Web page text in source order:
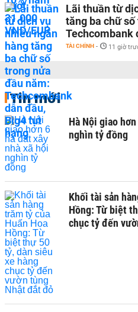
Lãi thuần từ
tăng ba chữ
Techcombank
TÀI CHÍNH - 11 giờ
Tin mới
Hà Nội giao
nghìn tỷ đồng
Khối tài sản
Hồng: Từ biệt
chục tỷ đến